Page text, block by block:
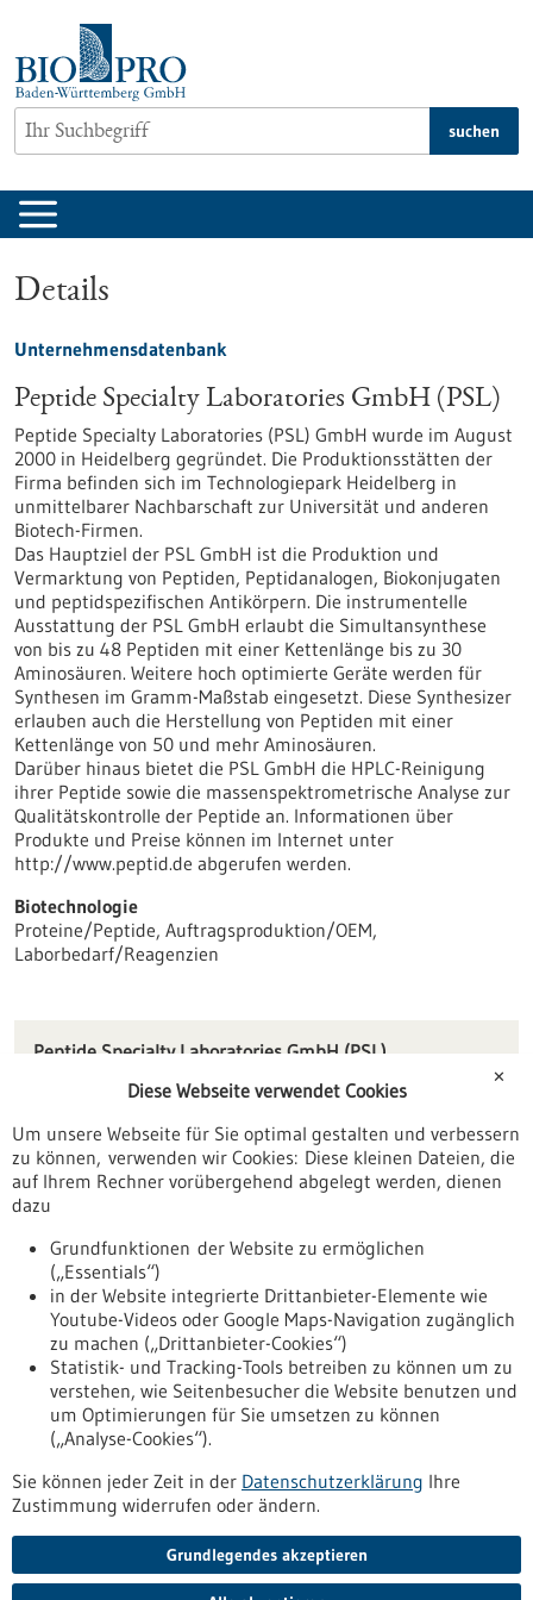
springen
suchen
Details
Unternehmensdatenbank
Peptide Specialty Laboratories GmbH (PSL)
Peptide Specialty Laboratories (PSL) GmbH wurde im August
2000 in Heidelberg gegründet. Die Produktionsstätten der
Firma befinden sich im Technologiepark Heidelberg in
unmittelbarer Nachbarschaft zur Universität und anderen
Biotech-Firmen.
Das Hauptziel der PSL GmbH ist die Produktion und
Vermarktung von Peptiden, Peptidanalogen, Biokonjugaten
und peptidspezifischen Antikörpern. Die instrumentelle
Ausstattung der PSL GmbH erlaubt die Simultansynthese
von bis zu 48 Peptiden mit einer Kettenlänge bis zu 30
Aminosäuren. Weitere hoch optimierte Geräte werden für
Synthesen im Gramm-Maßstab eingesetzt. Diese Synthesizer
erlauben auch die Herstellung von Peptiden mit einer
Kettenlänge von 50 und mehr Aminosäuren.
Darüber hinaus bietet die PSL GmbH die HPLC-Reinigung
ihrer Peptide sowie die massenspektrometrische Analyse zur
Qualitätskontrolle der Peptide an. Informationen über
Produkte und Preise können im Internet unter
http://www.peptid.de abgerufen werden.
Biotechnologie
Proteine/Peptide, Auftragsproduktion/OEM,
Laborbedarf/Reagenzien
Peptide Specialty Laboratories GmbH (PSL)
69120 Heidelberg
info(at)peptid.de
www.peptid.de
Zurück zur Ergebnisliste
Nach oben
Informiert bleiben
Newsletter abonnieren
✕
Diese Webseite verwendet Cookies
Um unsere Webseite für Sie optimal gestalten und verbessern
zu können, verwenden wir Cookies: Diese kleinen Dateien, die
auf Ihrem Rechner vorübergehend abgelegt werden, dienen
dazu
Grundfunktionen der Website zu ermöglichen
(„Essentials“)
in der Website integrierte Drittanbieter-Elemente wie
Youtube-Videos oder Google Maps-Navigation zugänglich
zu machen („Drittanbieter-Cookies“)
Statistik- und Tracking-Tools betreiben zu können um zu
verstehen, wie Seitenbesucher die Website benutzen und
um Optimierungen für Sie umsetzen zu können
(„Analyse-Cookies“).
Sie können jeder Zeit in der Datenschutzerklärung Ihre
Zustimmung widerrufen oder ändern.
Grundlegendes akzeptieren